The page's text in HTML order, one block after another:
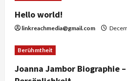
Hello world!
linkreachmedia@gmail.com
Berühmtheit
Joanna Jambor Biographie